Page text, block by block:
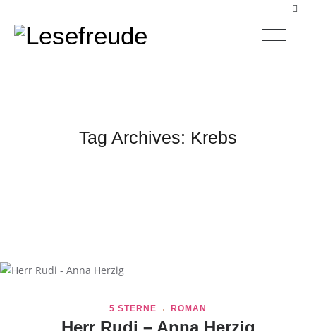
Tag Archives: Krebs
5 STERNE ROMAN
Herr Rudi – Anna Herzig